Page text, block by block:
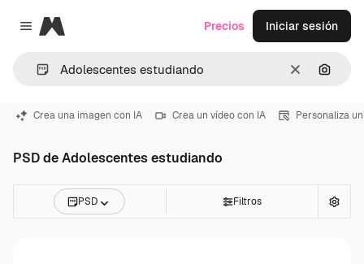
Close menu
Magnific
Borrar
Precios Iniciar sesión
Crea una imagen con IA Crea un vídeo con IA Personaliza
PSD de Adolescentes estudiando
PSD Filtros